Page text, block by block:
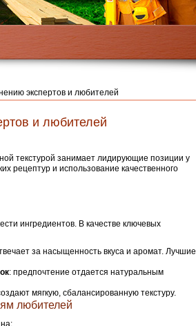
экспертов и любителей
и любителей
текстурой занимает лидирующие позиции у
рецептур и использование качественного
ингредиентов. В качестве ключевых
за насыщенность вкуса и аромат. Лучшие
: предпочтение отдается натуральным
мягкую, сбалансированную текстуру.
любителей